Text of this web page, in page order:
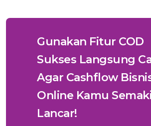
Gunakan Fitur COD
Sukses Langsung
Agar Cashflow
Online Kamu
Lancar!